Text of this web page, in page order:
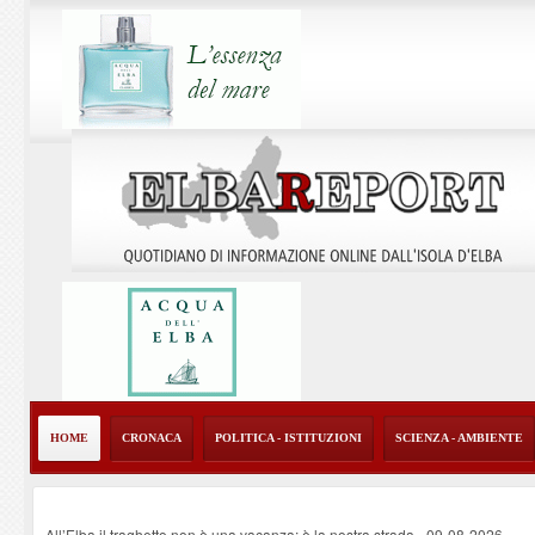
HOME CRONACA POLITICA - ISTITUZIONI SCIENZA - AMBIENTE